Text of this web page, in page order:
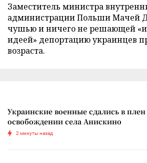
Заместитель министра
администрации Польши Мачей
чушью и ничего не решающей
идеей» депортацию украинцев
возраста.
Украинские военные сдались в
освобождении села Анискино
2 минуты назад